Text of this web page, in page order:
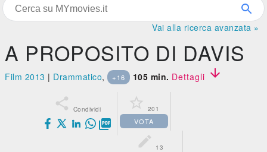
Vai alla ricerca avanzata »
A PROPOSITO DI DAVIS
Film 2013 | Drammatico, +16 105 min. Dettagli 
 Condividi

 201
VOTA
 13